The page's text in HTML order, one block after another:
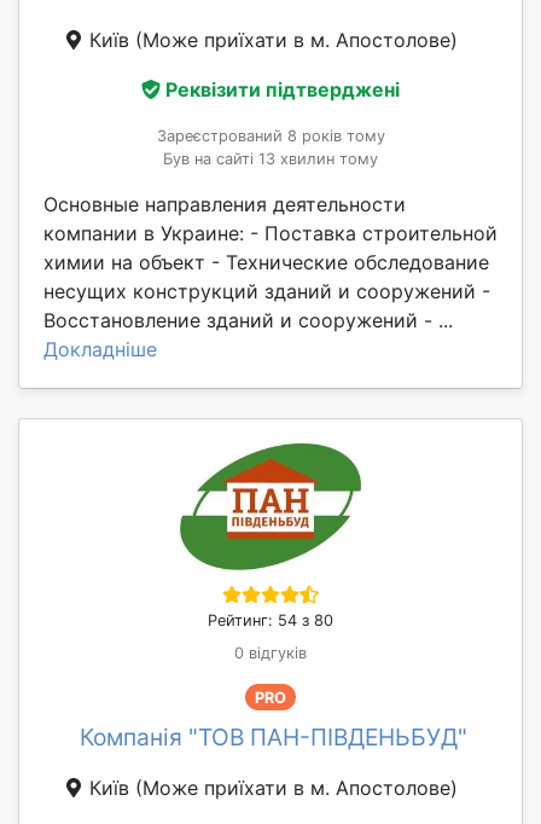
Київ (Може приїхати в м. Апостолове)
Реквізити підтверджені
Зареєстрований 8 років тому
Був на сайті 13 хвилин тому
Основные направления деятельности
компании в Украине: - Поставка строительной
химии на объект - Технические обследование
несущих конструкций зданий и сооружений -
Восстановление зданий и сооружений - ...
Докладніше
Рейтинг: 54 з 80
0 відгуків
PRO
Компанія "ТОВ ПАН-ПІВДЕНЬБУД"
Київ (Може приїхати в м. Апостолове)